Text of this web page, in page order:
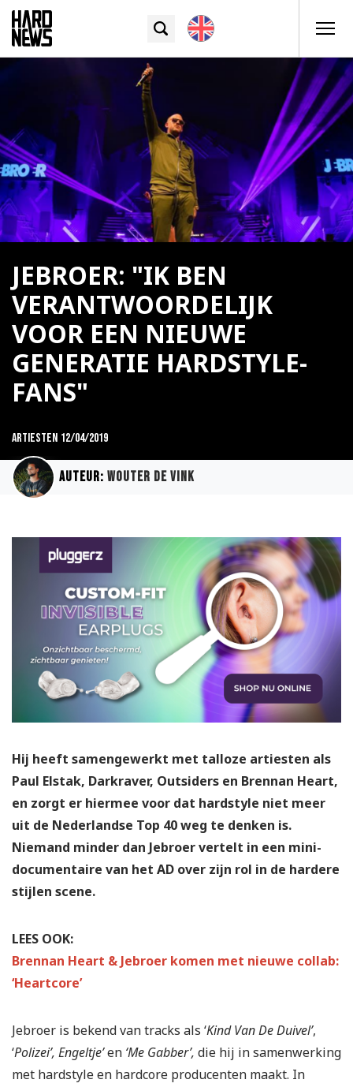
JEBROER: "IK BEN
VERANTWOORDELIJK
VOOR EEN NIEUWE
GENERATIE HARDSTYLE-
FANS"
Artiesten 12/04/2019
Auteur: Wouter de Vink
Hij heeft samengewerkt met talloze artiesten als
Paul Elstak, Darkraver, Outsiders en Brennan Heart,
en zorgt er hiermee voor dat hardstyle niet meer
uit de Nederlandse Top 40 weg te denken is.
Niemand minder dan Jebroer vertelt in een mini-
documentaire van het AD over zijn rol in de hardere
stijlen scene.
LEES OOK:
Brennan Heart & Jebroer komen met nieuwe collab:
‘Heartcore’
Jebroer is bekend van tracks als ‘Kind Van De Duivel’,
‘Polizei’, Engeltje’en ‘Me Gabber’, die hij in samenwerking
met hardstyle en hardcore producenten maakt. In